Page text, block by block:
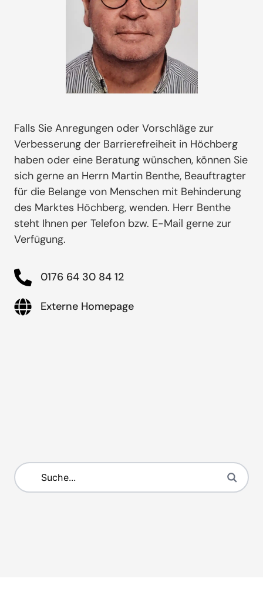
Falls Sie Anregungen oder Vorschläge zur
Verbesserung der Barrierefreiheit in Höchberg
haben oder eine Beratung wünschen, können Sie
sich gerne an Herrn Martin Benthe, Beauftragter
für die Belange von Menschen mit Behinderung
des Marktes Höchberg, wenden. Herr Benthe
steht Ihnen per Telefon bzw. E-Mail gerne zur
Verfügung.
0176 64 30 84 12
Externe Homepage